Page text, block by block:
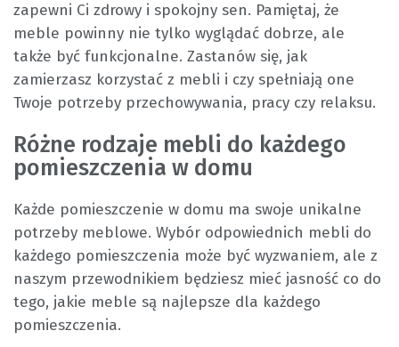
zapewni Ci zdrowy i spokojny sen. Pamiętaj, że
meble powinny nie tylko wyglądać dobrze, ale
także być funkcjonalne. Zastanów się, jak
zamierzasz korzystać z mebli i czy spełniają one
Twoje potrzeby przechowywania, pracy czy relaksu.
Różne rodzaje mebli do każdego
pomieszczenia w domu
Każde pomieszczenie w domu ma swoje unikalne
potrzeby meblowe. Wybór odpowiednich mebli do
każdego pomieszczenia może być wyzwaniem, ale z
naszym przewodnikiem będziesz mieć jasność co do
tego, jakie meble są najlepsze dla każdego
pomieszczenia.